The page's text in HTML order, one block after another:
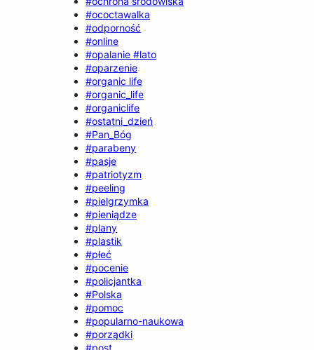
#ococtawalka
#odporność
#online
#opalanie #lato
#oparzenie
#organic life
#organic_life
#organiclife
#ostatni_dzień
#Pan_Bóg
#parabeny
#pasje
#patriotyzm
#peeling
#pielgrzymka
#pieniądze
#plany
#plastik
#płeć
#pocenie
#policjantka
#Polska
#pomoc
#popularno-naukowa
#porządki
#post